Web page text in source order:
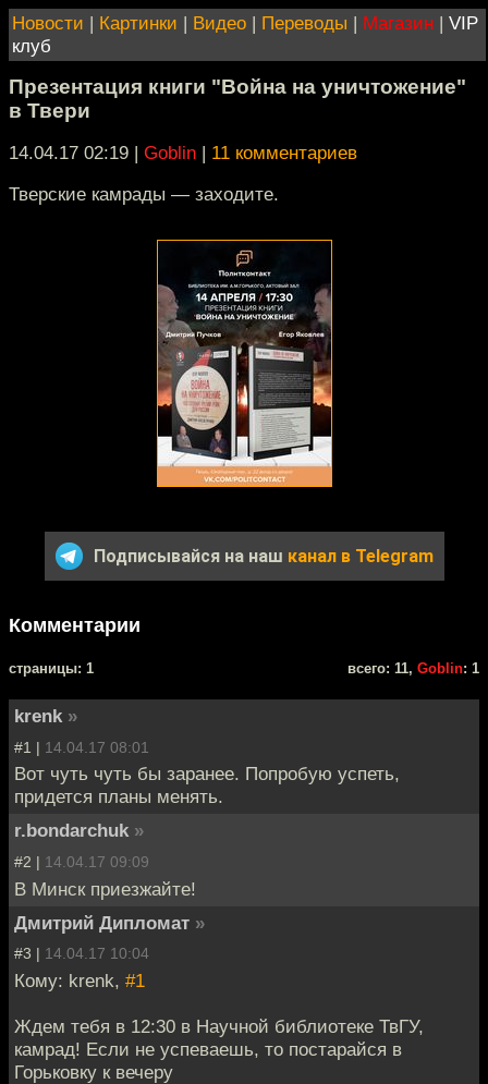
Новости | Картинки | Видео | Переводы | Магазин | VIP
клуб
Презентация книги "Война на уничтожение"
в Твери
14.04.17 02:19 | Goblin | 11 комментариев
Тверские камрады — заходите.
Подписывайся на наш канал в Telegram
Комментарии
cтраницы: 1 всего: 11, Goblin: 1
krenk »
#1 | 14.04.17 08:01
Вот чуть чуть бы заранее. Попробую успеть,
придется планы менять.
r.bondarchuk »
#2 | 14.04.17 09:09
В Минск приезжайте!
Дмитрий Дипломат »
#3 | 14.04.17 10:04
Кому: krenk, #1
Ждем тебя в 12:30 в Научной библиотеке ТвГУ,
камрад! Если не успеваешь, то постарайся в
Горьковку к вечеру